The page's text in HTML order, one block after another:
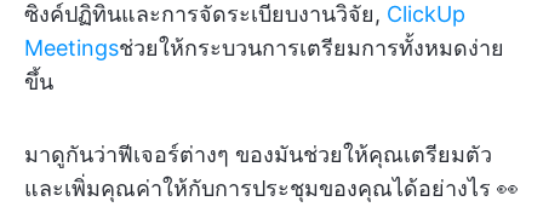
ซิงค์ปฏิทินและการจัดระเบียบงานวิจัย, ClickUp
Meetingsช่วยให้กระบวนการเตรียมการทั้งหมดง่าย
ขึ้น
มาดูกันว่าฟีเจอร์ต่างๆ ของมันช่วยให้คุณเตรียมตัว
และเพิ่มคุณค่าให้กับการประชุมของคุณได้อย่างไร 👀